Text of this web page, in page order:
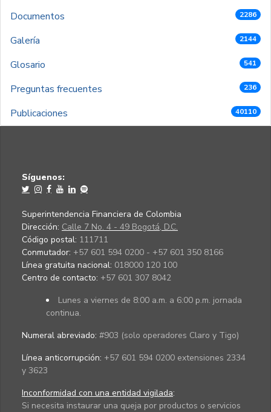
Documentos 2286
Galería 2144
Glosario 541
Preguntas frecuentes 236
Publicaciones 40110
Síguenos:
Superintendencia Financiera de Colombia
Dirección: Calle 7 No. 4 - 49 Bogotá, D.C.
Código postal: 111711
Conmutador: +57 601 594 0200 - +57 601 350 8166
Línea gratuita nacional: 018000 120 100
Centro de contacto: +57 601 307 8042
Lunes a viernes de 8:00 a.m. a 6:00 p.m. jornada
continua.
Numeral abreviado: #903 (solo operadores Claro y Tigo)
Línea anticorrupción: +57 601 594 0200 extensiones 2334
y 3623
Inconformidad con una entidad vigilada:
Si necesita instaurar una queja por productos o servicios